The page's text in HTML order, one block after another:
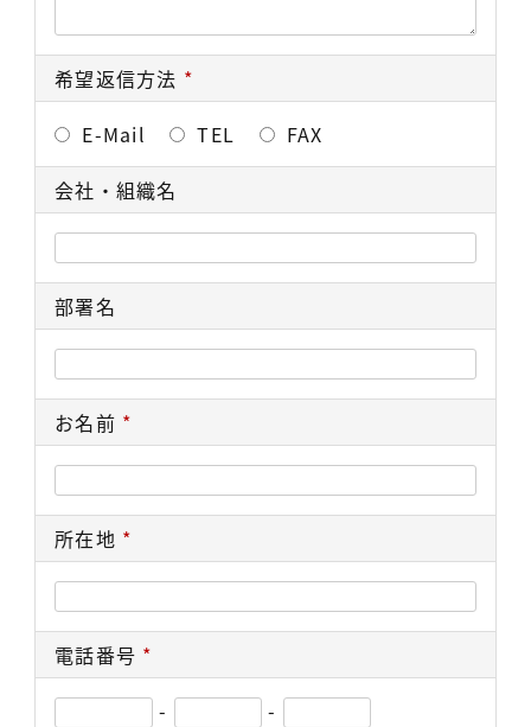
希望返信方法 *
E-Mail
TEL
FAX
会社・組織名
部署名
お名前 *
所在地 *
電話番号 *
-
-